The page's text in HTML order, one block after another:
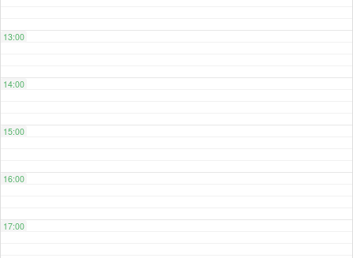
13:00
14:00
15:00
16:00
17:00